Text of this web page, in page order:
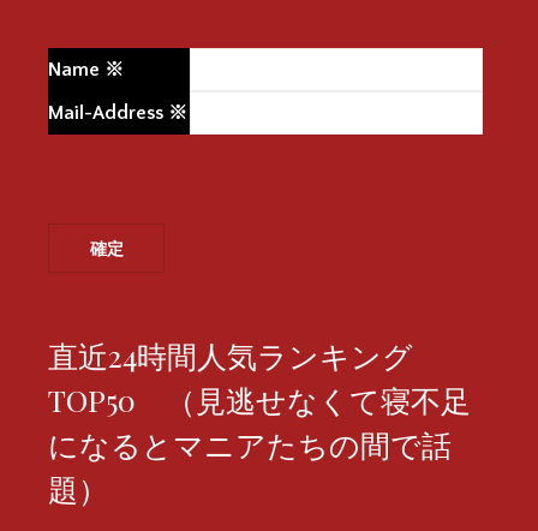
Name ※
Mail-Address ※
直近24時間人気ランキング
TOP50 （見逃せなくて寝不足
になるとマニアたちの間で話
題）